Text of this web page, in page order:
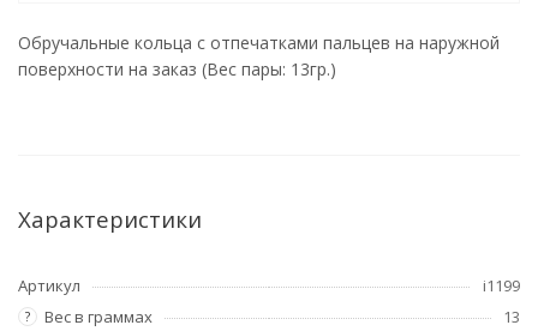
Обручальные кольца с отпечатками пальцев на наружной
поверхности на заказ (Вес пары: 13гр.)
Характеристики
Артикул i1199
? Вес в граммах
13